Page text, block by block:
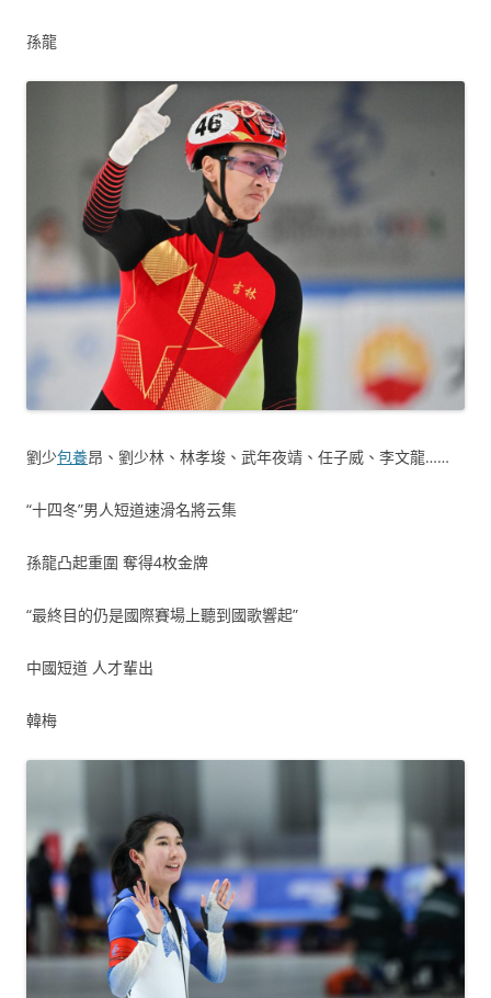
孫龍
劉少包養昂、劉少林、林孝埈、武年夜靖、任子威、李文龍……
“十四冬”男人短道速滑名將云集
孫龍凸起重圍 奪得4枚金牌
“最終目的仍是國際賽場上聽到國歌響起”
中國短道 人才輩出
韓梅